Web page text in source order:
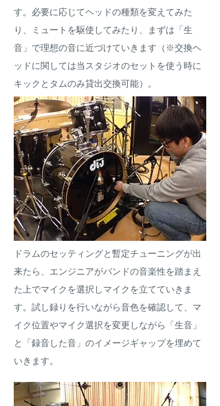
す。必要に応じてヘッドの種類を変えてみた
り、ミュートを駆使してみたり、まずは「生
音」で理想の音に近づけていきます（※交換ヘ
ッドに関しては当スタジオのセットを使う時に
キックとタムのみ貸出交換可能）。
ドラムのセッティングと暫定チューニングが出
来たら、エンジニアがバンドの音楽性を踏まえ
た上でマイクを選択しマイクを立てていきま
す。試し録りを行いながら音色を確認して、マ
イク位置やマイク選択を変更しながら「生音」
と「録音した音」のイメージギャップを埋めて
いきます。